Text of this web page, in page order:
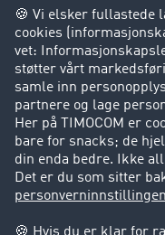
Bedriften
Kunder verver kunder
Suksesshistorier
Kundestøtte
Kundestøtte
Juridisk informasjon